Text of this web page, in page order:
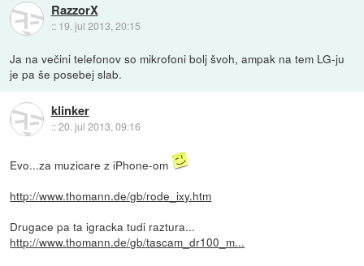
RazzorX
:: 19. jul 2013, 20:15
Ja na večini telefonov so mikrofoni bolj švoh, ampak na tem LG-ju
je pa še posebej slab.
klinker
::20. jul 2013, 09:16
Evo...za muzicare z iPhone-om
http://www.thomann.de/gb/rode_ixy.htm
Drugace pa ta igracka tudi raztura...
http://www.thomann.de/gb/tascam_dr100_m...